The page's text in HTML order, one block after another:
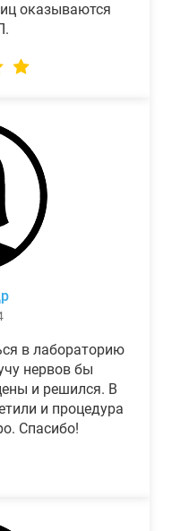
оказываются
в лабораторию
нервов бы
и решился. В
и процедура
Спасибо!